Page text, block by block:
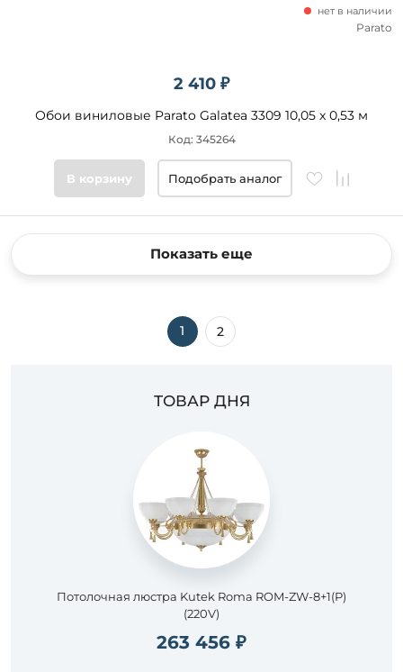
2 410 ₽
Обои виниловые Parato Galatea 3309 10,05 x 0,53 м
нет в наличии
Код: 345264
Parato
В корзину Подобрать аналог
Показать еще
1 2
ТОВАР ДНЯ
Потолочная люстра Kutek Roma ROM-ZW-8+1(P)
(220V)
263 456 ₽